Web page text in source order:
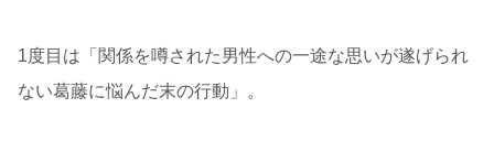
1度目は「関係を噂された男性への一途な思いが遂げられ
ない葛藤に悩んだ末の行動」。